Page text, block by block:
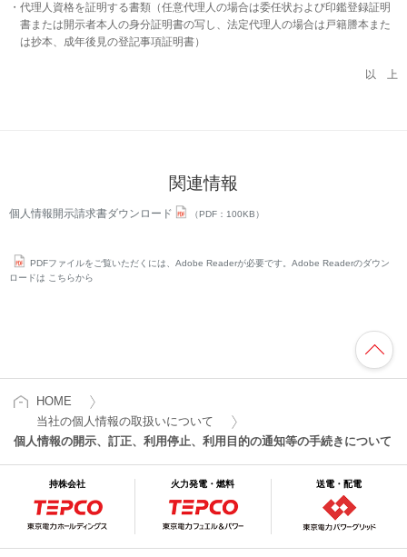
代理人資格を証明する書類（任意代理人の場合は委任状および印鑑登録証明
書または開示者本人の身分証明書の写し、法定代理人の場合は戸籍謄本また
は抄本、成年後見の登記事項証明書）
以 上
関連情報
個人情報開示請求書ダウンロード （PDF：100KB）
PDFファイルをご覧いただくには、Adobe Readerが必要です。Adobe Readerのダウン
ロードは こちらから
HOME
当社の個人情報の取扱いについて
個人情報の開示、訂正、利用停止、利用目的の通知等の手続きについて
持株会社 火力発電・燃料 送電・配電